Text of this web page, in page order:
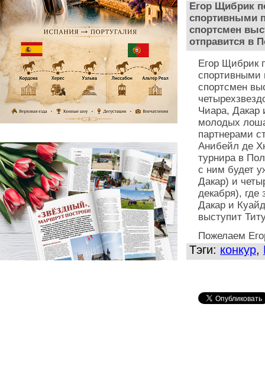
Егор Щибрик
спортивными
спортсмен
отправится в
Егор Щибрик
спортивными
спортсмен
Чиара, Дакар
молодых
партнерами
Анибейл де
турнира в
с ним будет
Дакар) и
декабря), где
Дакар и
выступит
Пожелаем
Тэги: конкур,